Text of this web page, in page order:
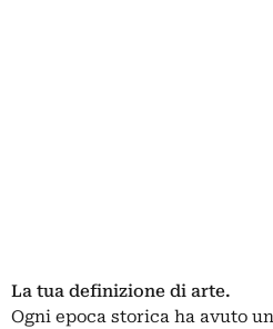
La tua definizione di arte.
Ogni epoca storica ha avuto